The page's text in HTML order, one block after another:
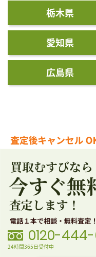
栃木県
愛知県
広島県
0120-
24時間365日受付中